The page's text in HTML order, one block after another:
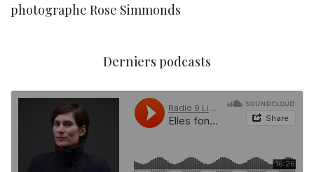
photographe Rose Simmonds
Derniers podcasts